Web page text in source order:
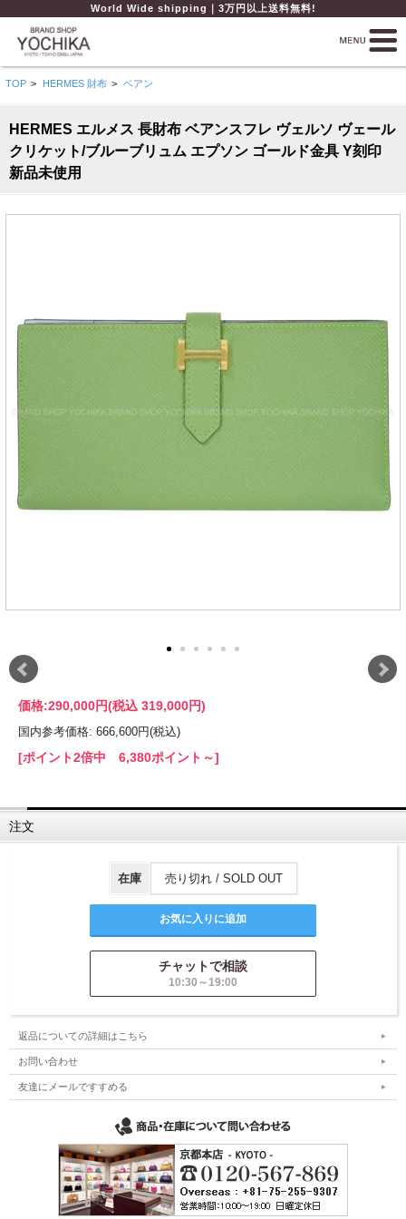
World Wide shipping｜3万円以上送料無料!
TOP > HERMES 財布 > ベアン
HERMES エルメス 長財布 ベアンスフレ ヴェルソ ヴェール
クリケット/ブルーブリュム エプソン ゴールド金具 Y刻印
新品未使用
価格:290,000円(税込 319,000円)
国内参考価格: 666,600円(税込)
[ポイント2倍中 6,380ポイント～]
注文
在庫 売り切れ / SOLD OUT
チャットで相談
10:30～19:00
返品についての詳細はこちら
お問い合わせ
友達にメールですすめる